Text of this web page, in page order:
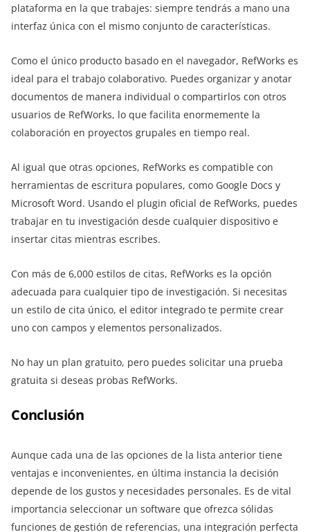
plataforma en la que trabajes: siempre tendrás a mano una
interfaz única con el mismo conjunto de características.
Como el único producto basado en el navegador, RefWorks es
ideal para el trabajo colaborativo. Puedes organizar y anotar
documentos de manera individual o compartirlos con otros
usuarios de RefWorks, lo que facilita enormemente la
colaboración en proyectos grupales en tiempo real.
Al igual que otras opciones, RefWorks es compatible con
herramientas de escritura populares, como Google Docs y
Microsoft Word. Usando el plugin oficial de RefWorks, puedes
trabajar en tu investigación desde cualquier dispositivo e
insertar citas mientras escribes.
Con más de 6,000 estilos de citas, RefWorks es la opción
adecuada para cualquier tipo de investigación. Si necesitas
un estilo de cita único, el editor integrado te permite crear
uno con campos y elementos personalizados.
No hay un plan gratuito, pero puedes solicitar una prueba
gratuita si deseas probas RefWorks.
Conclusión
Aunque cada una de las opciones de la lista anterior tiene
ventajas e inconvenientes, en última instancia la decisión
depende de los gustos y necesidades personales. Es de vital
importancia seleccionar un software que ofrezca sólidas
funciones de gestión de referencias, una integración perfecta